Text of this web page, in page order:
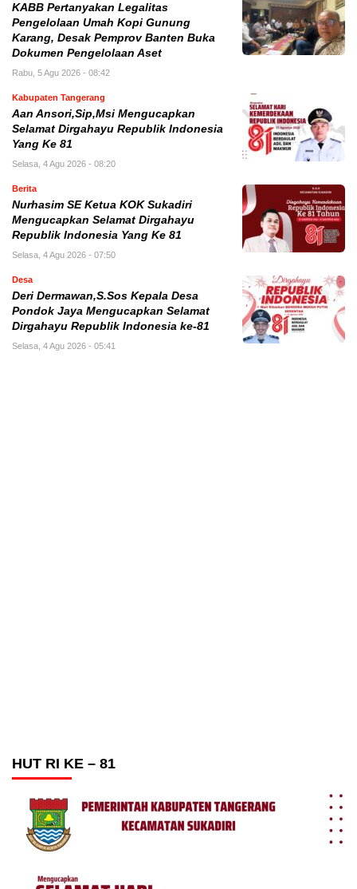
KABB Pertanyakan Legalitas
Pengelolaan Umah Kopi Gunung
Karang, Desak Pemprov Banten Buka
Dokumen Pengelolaan Aset
Rabu, 5 Agu 2026 - 08:42
Kabupaten Tangerang
Aan Ansori,Sip,Msi Mengucapkan
Selamat Dirgahayu Republik Indonesia
Yang Ke 81
Selasa, 4 Agu 2026 - 08:20
Berita
Nurhasim SE Ketua KOK Sukadiri
Mengucapkan Selamat Dirgahayu
Republik Indonesia Yang Ke 81
Selasa, 4 Agu 2026 - 07:50
Desa
Deri Dermawan,S.Sos Kepala Desa
Pondok Jaya Mengucapkan Selamat
Dirgahayu Republik Indonesia ke-81
Selasa, 4 Agu 2026 - 05:41
HUT RI KE – 81